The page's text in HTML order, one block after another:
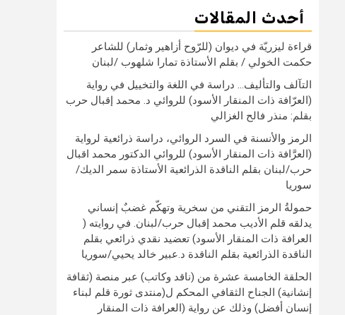
أحدث المقالات
قراءة ليزريّة في ديوان (للرّوح أزاهير وثمار) للشاعر
حكمت الخولي / بقلم الأستاذة تمارا شلهوب /لبنان
التآلف والتأليف… دراسة في اللغة والتخييل في رواية
(العرّافة ذات المنقار الأسود) للروائي د. محمد إقبال حرب
بقلم: منذر فالح الغزالي
الرمز والأنسنة في السرد الروائي، دراسة ذرائعية لرواية
(العرَّافة ذات المنقار الأسود) للروائي الدكتور محمد اقبال
حرب/لبنان بقلم الناقدة الذرائعية الأستاذة سمر الديك/
سوريا
حمولةُ الرمز التقني من سخرية وتهكّم غضبٌ إنساني
يدلقه قلم الأديب محمد إقبال حرب/لبنان. في روايته (
العرافة ذات المنقار الأسود) تعضيد نقدي ذرائعي بقلم
الناقدة الذرائعية بقلم الناقدة د.عبير خالد يحيي/سوريا
الحلقة الخامسة عشرة من (ناقد وكاتب) عبر منصة (ثقافة
إنشانية) الجناح الثقافي المحكم ل(منتدى ثورة قلم لبناء
إنسان أفضل) وذلك عن رواية (العرافة ذات المنقار